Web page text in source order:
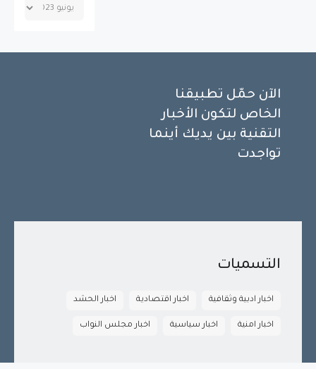
الآن حمّل تطبيقنا
الخاص لتكون الأخبار
التقنية بين يديك أينما
تواجدت
التسميات
اخبار ادبية وثقافية اخبار اقتصادية اخبار الحشد
اخبار امنية اخبار سياسية اخبار مجلس النواب